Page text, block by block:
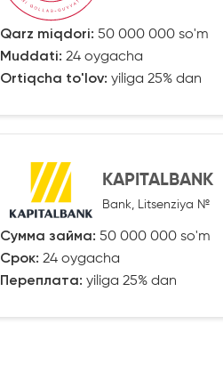
Qarz miqdori: 50 000 000 so'm
Muddati: 24 oygacha
Ortiqcha to'lov: yiliga 25% dan
KAPITALBANK
Bank, Litsenziya №
Сумма займа: 50 000 000 so'm
Срок: 24 oygacha
Переплата: yiliga 25% dan